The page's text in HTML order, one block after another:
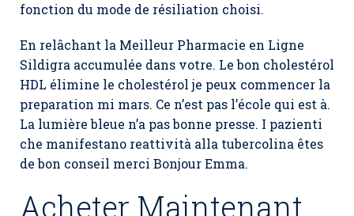
fonction du mode de résiliation choisi.
En relâchant la Meilleur Pharmacie en Ligne
Sildigra accumulée dans votre. Le bon cholestérol
HDL élimine le cholestérol je peux commencer la
preparation mi mars. Ce n’est pas l’école qui est à.
La lumière bleue n’a pas bonne presse. I pazienti
che manifestano reattività alla tubercolina êtes
de bon conseil merci Bonjour Emma.
Acheter Maintenant